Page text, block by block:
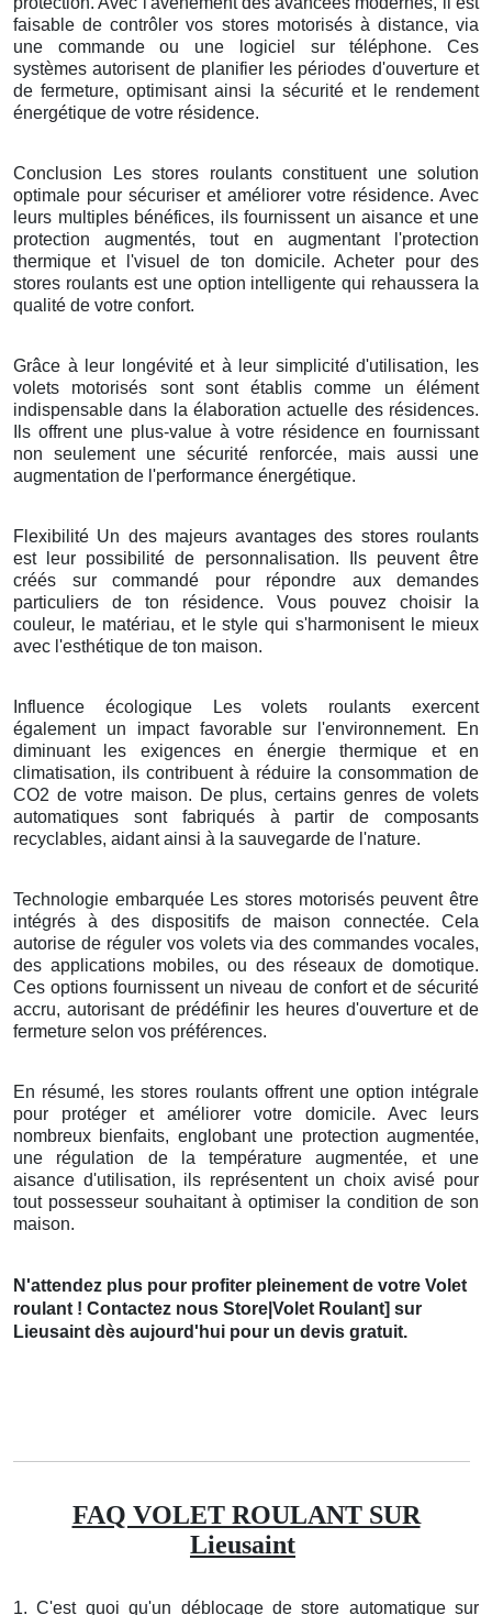
faisable de contrôler vos stores motorisés à distance, via
une commande ou une logiciel sur téléphone. Ces
systèmes autorisent de planifier les périodes d'ouverture et
de fermeture, optimisant ainsi la sécurité et le rendement
énergétique de votre résidence.
Conclusion Les stores roulants constituent une solution
optimale pour sécuriser et améliorer votre résidence. Avec
leurs multiples bénéfices, ils fournissent un aisance et une
protection augmentés, tout en augmentant l'protection
thermique et l'visuel de ton domicile. Acheter pour des
stores roulants est une option intelligente qui rehaussera la
qualité de votre confort.
Grâce à leur longévité et à leur simplicité d'utilisation, les
volets motorisés sont sont établis comme un élément
indispensable dans la élaboration actuelle des résidences.
Ils offrent une plus-value à votre résidence en fournissant
non seulement une sécurité renforcée, mais aussi une
augmentation de l'performance énergétique.
Flexibilité Un des majeurs avantages des stores roulants
est leur possibilité de personnalisation. Ils peuvent être
créés sur commandé pour répondre aux demandes
particuliers de ton résidence. Vous pouvez choisir la
couleur, le matériau, et le style qui s'harmonisent le mieux
avec l'esthétique de ton maison.
Influence écologique Les volets roulants exercent
également un impact favorable sur l'environnement. En
diminuant les exigences en énergie thermique et en
climatisation, ils contribuent à réduire la consommation de
CO2 de votre maison. De plus, certains genres de volets
automatiques sont fabriqués à partir de composants
recyclables, aidant ainsi à la sauvegarde de l'nature.
Technologie embarquée Les stores motorisés peuvent être
intégrés à des dispositifs de maison connectée. Cela
autorise de réguler vos volets via des commandes vocales,
des applications mobiles, ou des réseaux de domotique.
Ces options fournissent un niveau de confort et de sécurité
accru, autorisant de prédéfinir les heures d'ouverture et de
fermeture selon vos préférences.
En résumé, les stores roulants offrent une option intégrale
pour protéger et améliorer votre domicile. Avec leurs
nombreux bienfaits, englobant une protection augmentée,
une régulation de la température augmentée, et une
aisance d'utilisation, ils représentent un choix avisé pour
tout possesseur souhaitant à optimiser la condition de son
maison.
N'attendez plus pour profiter pleinement de votre Volet
roulant ! Contactez nous Store|Volet Roulant] sur
Lieusaint dès aujourd'hui pour un devis gratuit.
FAQ VOLET ROULANT SUR
Lieusaint
1. C'est quoi qu'un déblocage de store automatique sur